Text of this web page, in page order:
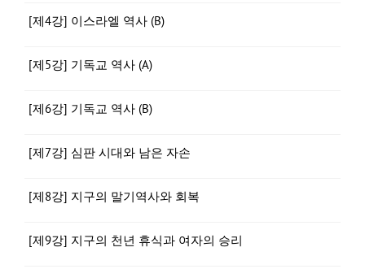
[제4강] 이스라엘 역사 (B)
[제5강] 기독교 역사 (A)
[제6강] 기독교 역사 (B)
[제7강] 심판 시대와 남은 자손
[제8강] 지구의 말기역사와 회복
[제9강] 지구의 천년 휴식과 여자의 승리